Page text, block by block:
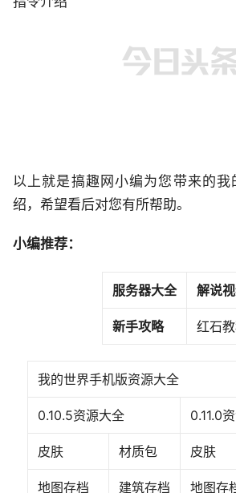
以上就是搞趣网小编为您带来的
绍，希望看后对您有所帮助。
小编推荐：
服务器大全 解说
新手攻略 红石
我的世界手机版资源大全
0.10.5资源大全 0.11.0
皮肤 材质包 皮肤
地图存档 建筑存档 地图存